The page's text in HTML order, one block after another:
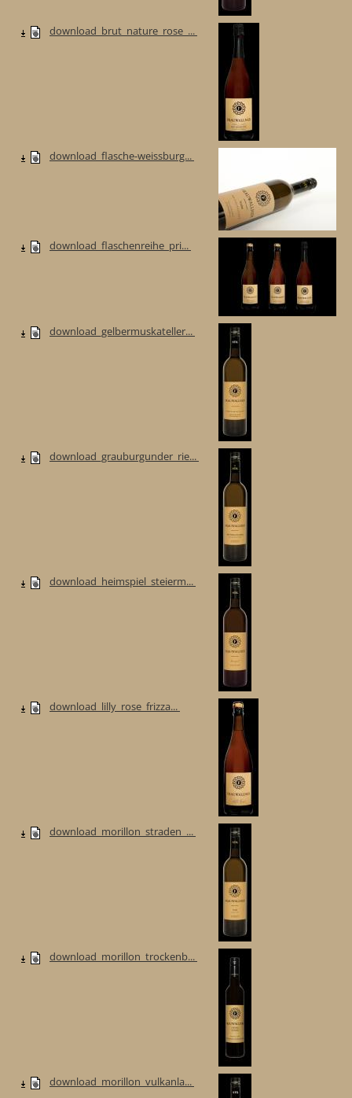
download_brut_nature_rose_...
download_flasche-weissburg...
download_flaschenreihe_pri...
download_gelbermuskateller...
download_grauburgunder_rie...
download_heimspiel_steierm...
download_lilly_rose_frizza...
download_morillon_straden_...
download_morillon_trockenb...
download_morillon_vulkanla...